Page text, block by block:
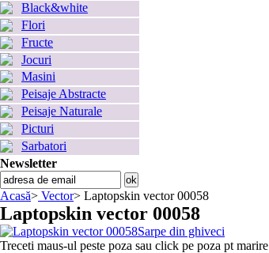
Black&white
Flori
Fructe
Jocuri
Masini
Peisaje Abstracte
Peisaje Naturale
Picturi
Sarbatori
Newsletter
Acasă> Vector> Laptopskin vector 00058
Laptopskin vector 00058
Sarpe din ghiveci
Treceti maus-ul peste poza sau click pe poza pt marire